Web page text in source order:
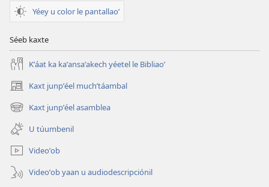
Yéey u color le pantallaoʼ
Séeb kaxte
Kʼáat ka kaʼansaʼakech yéetel le Bibliaoʼ
Kaxt junpʼéel muchʼtáambal
(opens
new
window)
Kaxt junpʼéel asamblea
(opens
new
window)
U túumbenil
Videoʼob
Videoʼob yaan u audiodescripciónil